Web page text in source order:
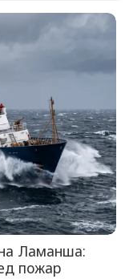
Ламанша:
пожар